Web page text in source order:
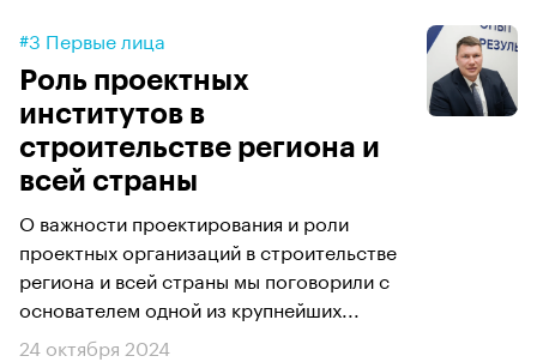
#3 Первые лица
Роль проектных
институтов в
строительстве региона и
всей страны
О важности проектирования и роли
проектных организаций в строительстве
региона и всей страны мы поговорили с
основателем одной из крупнейших...
24 октября 2024